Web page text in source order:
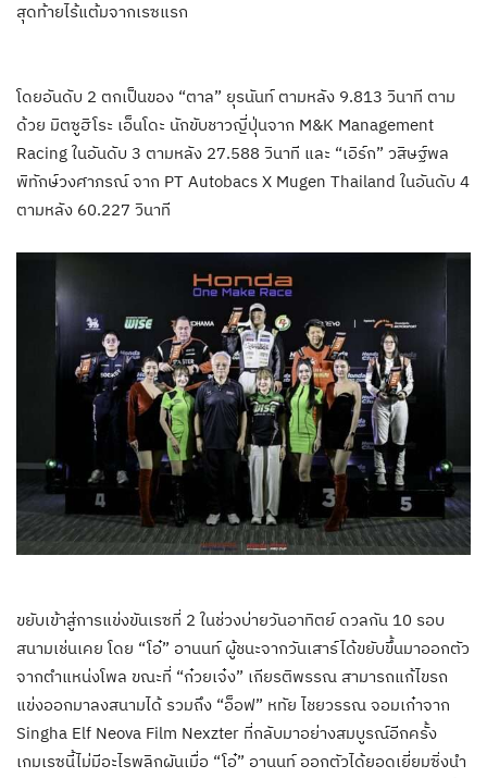
สุดท้ายไร้แต้มจากเรซแรก
โดยอันดับ 2 ตกเป็นของ “ตาล” ยุรนันท์ ตามหลัง 9.813 วินาที ตาม
ด้วย มิตซูฮิโระ เอ็นโดะ นักขับชาวญี่ปุ่นจาก M&K Management
Racing ในอันดับ 3 ตามหลัง 27.588 วินาที และ “เอิร์ก” วสิษฐ์พล
พิทักษ์วงศาภรณ์ จาก PT Autobacs X Mugen Thailand ในอันดับ 4
ตามหลัง 60.227 วินาที
ขยับเข้าสู่การแข่งขันเรซที่ 2 ในช่วงบ่ายวันอาทิตย์ ดวลกัน 10 รอบ
สนามเช่นเคย โดย “โอ๋” อานนท์ ผู้ชนะจากวันเสาร์ได้ขยับขึ้นมาออกตัว
จากตำแหน่งโพล ขณะที่ “ก๋วยเจ๋ง” เกียรติพรรณ สามารถแก้ไขรถ
แข่งออกมาลงสนามได้ รวมถึง “อ็อฟ” หทัย ไชยวรรณ จอมเก๋าจาก
Singha Elf Neova Film Nexzter ที่กลับมาอย่างสมบูรณ์อีกครั้ง
เกมเรซนี้ไม่มีอะไรพลิกผันเมื่อ “โอ๋” อานนท์ ออกตัวได้ยอดเยี่ยมซิ่งนำ